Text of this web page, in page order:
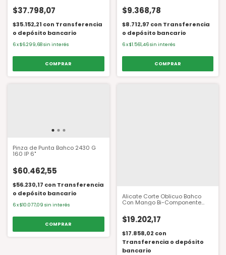
$37.798,07
$35.152,21 con Transferencia
o depósito bancario
6x$6.299,68sin interés
$9.368,78
$8.712,97 con Transferencia
o depósito bancario
6 x$1.561,46 sin interés
Pinza de Punta Bahco 2430 G
160 IP 6"
$60.462,55
$56.230,17 con Transferencia
o depósito bancario
6x$10.077,09 sin interés
Alicate Corte Oblicuo Bahco
Con Mango Bi-Componente
$19.202,17
$17.858,02 con
Transferencia o depósito
bancario